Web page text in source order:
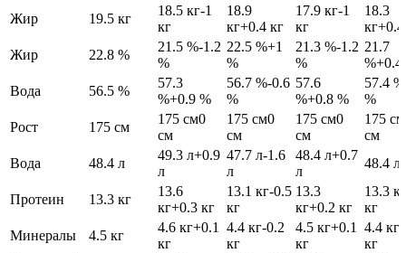
Жир
19.5 кг
18.5 кг-1
кг
18.9
кг+0.4 кг
17.9 кг-1
кг
18.3
кг
Жир
22.8 %
21.5 %-1.2
%
22.5 %+1
%
21.3 %-1.2
%
21.7
%+0.4
Вода
56.5 %
57.3
%+0.9 %
56.7 %-0.6
%
57.6
%+0.8 %
57.4 %
%
Рост
175 см
175 см0
см
175 см0
см
175 см0
см
175 см
см
Вода
48.4 л
49.3 л+0.9
л
47.7 л-1.6
л
48.4 л+0.7
л
48.4 л
Протеин 13.3 кг
13.6
кг+0.3 кг
13.1 кг-0.5
кг
13.3
кг+0.2 кг
13.3 кг
кг
Минералы
4.5 кг
4.6 кг+0.1
кг
4.4 кг-0.2
кг
4.5 кг+0.1
кг
4.4 кг
кг